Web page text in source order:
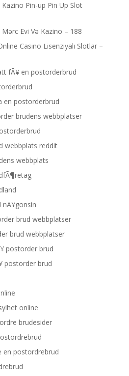
Pin-up Pin Up Slot
Evi Və Kazino – 188
Casino Lisenziyalı Slotlar –
fÃ¥ en postorderbrud
en postorderbrud
brudens webbplatser
webbplats reddit
webbplats
brud webbplatser
brud webbplatser
postorder brud
postorder brud
online
brudesider
en postordrebrud